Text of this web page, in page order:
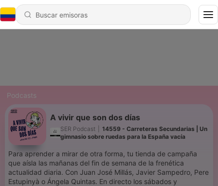
Podcasts
A vivir que son dos días
SER Podcast
14559 - Carreteras Secundarias | Un
gimnasio sobre ruedas para la España vacía
Para aprender a mirar de otra forma, tu tienda de campaña
que aísla las mañanas del fin de semana de la frenética
actualidad diaria. Con Juan José Millás, Javier Sampedro, Pere
Estupinyà o Ángela Quintas. En directo los sábados y